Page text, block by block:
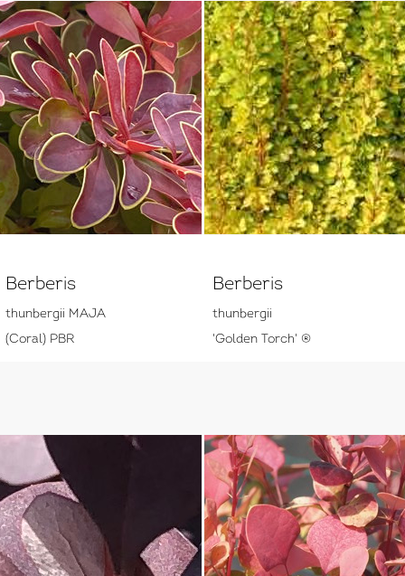
Berberis
thunbergii MAJA
(Coral) PBR
Berberis
thunbergii
'Golden Torch' ®